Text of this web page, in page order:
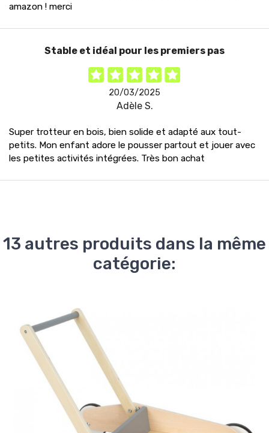
amazon ! merci
Stable et idéal pour les premiers pas
20/03/2025
Adèle S.
Super trotteur en bois, bien solide et adapté aux tout-
petits. Mon enfant adore le pousser partout et jouer avec
les petites activités intégrées. Très bon achat
13 autres produits dans la même
catégorie: